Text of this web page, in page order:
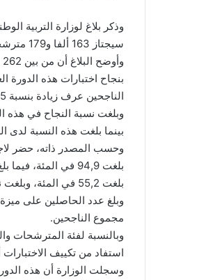
سيجتاز 163 ألفا و179 مترشحة ومترشحا الدورة الاستدراكية.
الناجحين عرف زيادة بنسبة 5 في المئة بالمقارنة مع دورة 2025.
بينما بلغت هذه النسبة لدى الذكور 60 في المئة من مجموع
بلغت 55,2 في المئة، وبلغت نسبة النجاح لديهم 37,4 في المئة.
مجموع الناجحين.
استفاد من تكييف
وسجلت الوزارة أن هذه